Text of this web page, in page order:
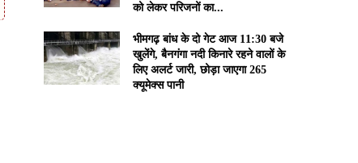
को लेकर परिजनों का...
भीमगढ़ बांध के दो गेट आज 11:30 बजे
खुलेंगे, बैनगंगा नदी किनारे रहने वालों के
लिए अलर्ट जारी, छोड़ा जाएगा 265
क्यूमेक्स पानी